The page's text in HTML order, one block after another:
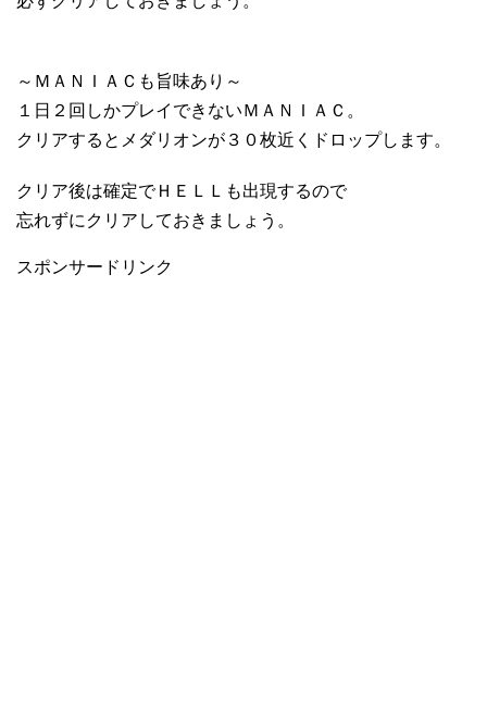
～ＭＡＮＩＡＣも旨味あり～
１日２回しかプレイできないＭＡＮＩＡＣ。
クリアするとメダリオンが３０枚近くドロップします。
クリア後は確定でＨＥＬＬも出現するので
忘れずにクリアしておきましょう。
スポンサードリンク